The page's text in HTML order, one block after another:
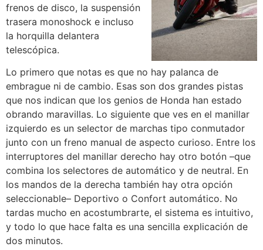
frenos de disco, la suspensión
trasera monoshock e incluso
la horquilla delantera
telescópica.
Lo primero que notas es que no hay palanca de
embrague ni de cambio. Esas son dos grandes pistas
que nos indican que los genios de Honda han estado
obrando maravillas. Lo siguiente que ves en el manillar
izquierdo es un selector de marchas tipo conmutador
junto con un freno manual de aspecto curioso. Entre los
interruptores del manillar derecho hay otro botón –que
combina los selectores de automático y de neutral. En
los mandos de la derecha también hay otra opción
seleccionable– Deportivo o Confort automático. No
tardas mucho en acostumbrarte, el sistema es intuitivo,
y todo lo que hace falta es una sencilla explicación de
dos minutos.